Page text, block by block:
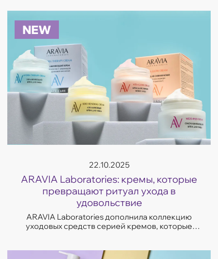
NEW
22.10.2025
ARAVIA Laboratories: кремы, которые
превращают ритуал ухода в
удовольствие
ARAVIA Laboratories дополнила коллекцию
уходовых средств серией кремов, которые
с несо...